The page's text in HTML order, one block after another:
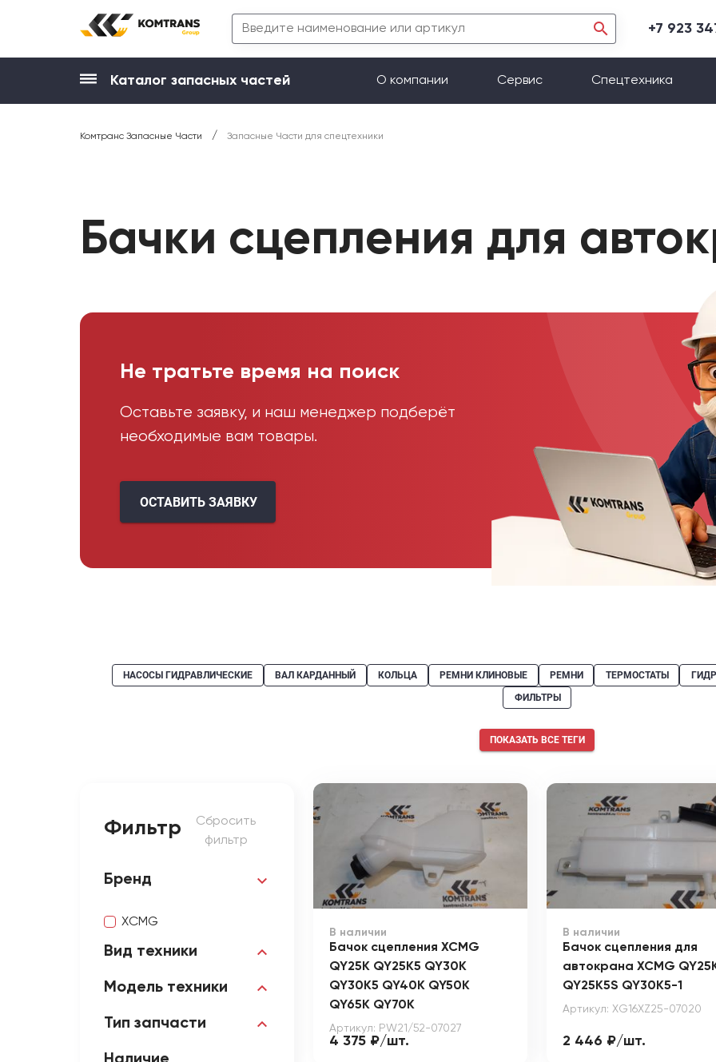
+7 923
Каталог запасных частей О компании Сервис Спецтехника
Комтранс Запасные Части / Запасные Части для спецтехники
Бачки сцепления для
Не тратьте время на поиск
Оставьте заявку, и наш менеджер подберёт
необходимые вам товары.
ОСТАВИТЬ ЗАЯВКУ
НАСОСЫ ГИДРАВЛИЧЕСКИЕ ВАЛ КАРДАННЫЙ КОЛЬЦА РЕМНИ КЛИНОВЫЕ РЕМНИ ТЕРМОСТАТЫ
ФИЛЬТРЫ
ПОКАЗАТЬ ВСЕ ТЕГИ
Фильтр
Сбросить
фильтр
Бренд
XCMG
Вид техники
Модель техники
Тип запчасти
В наличии
Бачок сцепления XCMG
QY25K QY25K5 QY30K
QY30K5 QY40K QY50K
QY65K QY70K
Артикул: PW21/52-07027
4 375 ₽/шт.
В наличии
Бачок сцепления для
автокрана XCMG
QY25K5S QY30K5-1
Артикул: XG16XZ25-07020
2 446 ₽/шт.